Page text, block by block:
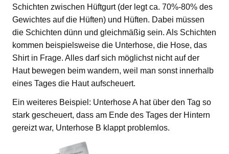
Schichten zwischen Hüftgurt (der legt ca. 70%-80% des
Gewichtes auf die Hüften) und Hüften. Dabei müssen
die Schichten dünn und gleichmäßig sein. Als Schichten
kommen beispielsweise die Unterhose, die Hose, das
Shirt in Frage. Alles darf sich möglichst nicht auf der
Haut bewegen beim wandern, weil man sonst innerhalb
eines Tages die Haut aufscheuert.
Ein weiteres Beispiel: Unterhose A hat über den Tag so
stark gescheuert, dass am Ende des Tages der Hintern
gereizt war, Unterhose B klappt problemlos.